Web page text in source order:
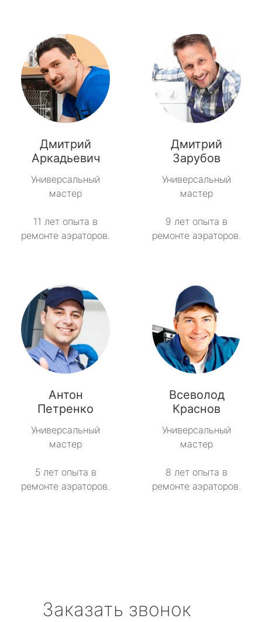
Дмитрий
Аркадьевич
Универсальный
мастер
11 лет опыта в
ремонте аэраторов.
Дмитрий
Зарубов
Универсальный
мастер
9 лет опыта в
ремонте аэраторов.
Антон
Петренко
Универсальный
мастер
5 лет опыта в
ремонте аэраторов.
Всеволод
Краснов
Универсальный
мастер
8 лет опыта в
ремонте аэраторов.
Заказать звонок